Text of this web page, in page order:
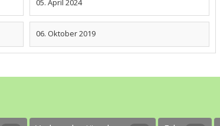
06. Oktober 2019